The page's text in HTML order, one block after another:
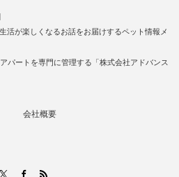
活が楽しくなるお話をお届けするペット情報メ
パートを専門に管理する「株式会社アドバンス
会社概要
Facebook